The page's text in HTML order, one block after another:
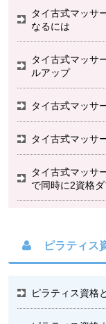
タイ古式マッサ
なるには
タイ古式マッサ
ルアップ
タイ古式マッサ
タイ古式マッサ
タイ古式マッサ
で同時に2資格
ピラティス
ピラティス資格